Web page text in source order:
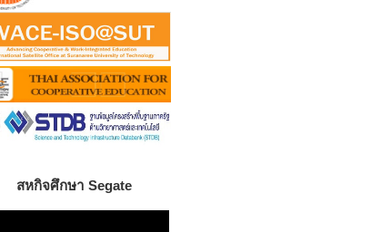
สหกิจศึกษา Segate